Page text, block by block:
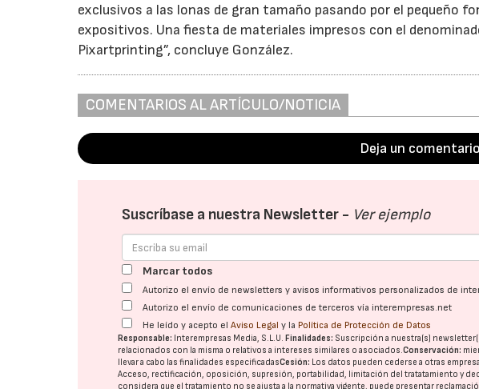
exclusivos a las lonas de gran tamaño pasando por el pequeño
expositivos. Una fiesta de materiales impresos con el
Pixartprinting”, concluye González.
COMENTARIOS AL ARTÍCULO/NOTICIA
Deja un comentario
Suscríbase a nuestra Newsletter - Ver ejemplo
Marcar todos
Autorizo el envío de newsletters y avisos informativos personalizados de
Autorizo el envío de comunicaciones de terceros vía interempresas.net
He leído y acepto elAviso Legal y la Política de Protección de Datos
Responsable: Interempresas Media, S.L.U. Finalidades: Suscripción a nuestra(s)
relacionados con la misma o relativos a intereses similares o asociados.Conservación:
llevar a cabo las finalidades especificadasCesión: Los datos pueden cederse a otras
Acceso, rectificación, oposición, supresión, portabilidad, limitación del tratatamiento y
considera que el tratamiento no se ajusta a la normativa vigente, puede presentar